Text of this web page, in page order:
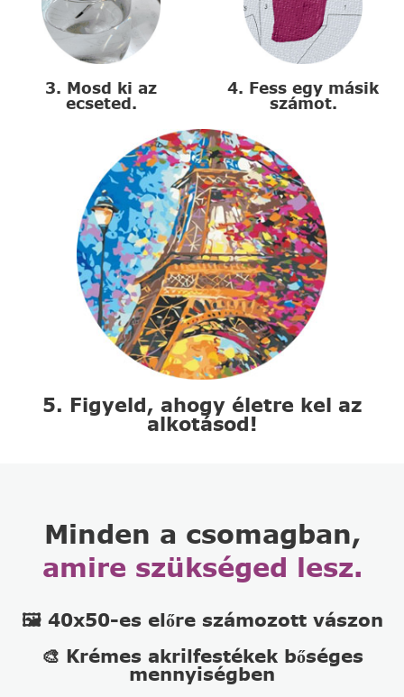
3. Mosd ki az
ecseted.
4. Fess egy másik
számot.
5. Figyeld, ahogy életre kel az
alkotásod!
Minden a csomagban,
amire szükséged lesz.
🖼️ 40x50-es előre számozott vászon
🎨 Krémes akrilfestékek bőséges
mennyiségben